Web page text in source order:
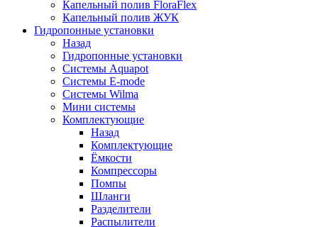
Капельный полив FloraFlex
Капельный полив ЖУК
Гидропонные установки
Назад
Гидропонные установки
Системы Aquapot
Системы E-mode
Системы Wilma
Мини системы
Комплектующие
Назад
Комплектующие
Ёмкости
Компрессоры
Помпы
Шланги
Разделители
Распылители